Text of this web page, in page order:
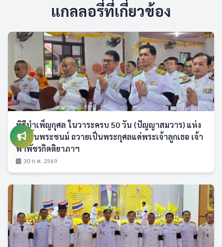
แกลลอรี่ที่เกี่ยวข้อง
พิธีบำเพ็ญกุศล ในวาระครบ 50 วัน (ปัญญาสมวาร) แห่ง
การสิ้นพระชนม์ ถวายเป็นพระกุศลแด่พระเจ้าลูกเธอ เจ้า
ฟ้าพัชรกิตติยาภาฯ
30 ก.ค. 2569